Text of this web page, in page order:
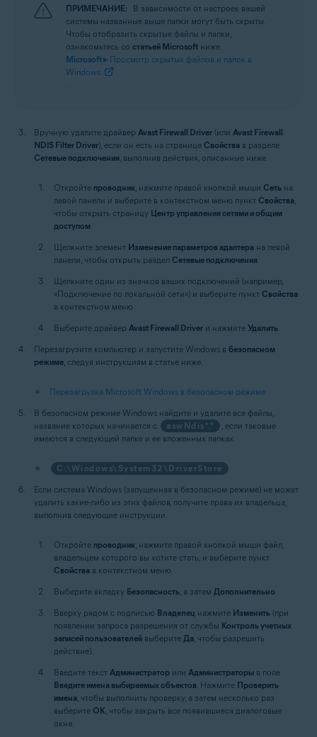
ПРИМЕЧАНИЕ:
В зависимости от настроек вашей
системы названные выше папки могут быть скрыты.
Чтобы отобразить скрытые файлы и папки,
ознакомьтесь со статьей Microsoft ниже.
Microsoft ▸ Просмотр скрытых файлов и папок в
Windows
.
Вручную удалите драйвер Avast Firewall Driver (или Avast Firewall
NDIS Filter Driver), если он есть на странице Свойства в разделе
Сетевые подключения, выполнив действия, описанные ниже.
Откройте проводник, нажмите правой кнопкой мыши Сеть на
левой панели и выберите в контекстном меню пункт Свойства,
чтобы открыть страницу Центр управления сетями и общим
доступом.
Щелкните элемент Изменение параметров адаптера на левой
панели, чтобы открыть раздел Сетевые подключения.
Щелкните один из значков ваших подключений (например,
«Подключение по локальной сети») и выберите пункт Свойства
в контекстном меню.
Выберите драйвер Avast Firewall Driver и нажмите Удалить.
Перезагрузите компьютер и запустите Windows в безопасном
режиме, следуя инструкциям в статье ниже.
Перезагрузка Microsoft Windows в безопасном режиме
В безопасном режиме Windows найдите и удалите все файлы,
название которых начинается с
aswNdis*.*
, если таковые
имеются в следующей папке и ее вложенных папках.
C:\Windows\System32\DriverStore
Если система Windows (запущенная в безопасном режиме) не может
удалить какие-либо из этих файлов, получите права их владельца,
выполнив следующие инструкции.
Откройте проводник, нажмите правой кнопкой мыши файл,
владельцем которого вы хотите стать, и выберите пункт
Свойства в контекстном меню.
Выберите вкладку Безопасность, а затем Дополнительно.
Вверху рядом с подписью Владелец нажмите Изменить (при
появлении запроса разрешения от службы Контроль учетных
записей пользователей выберите Да, чтобы разрешить
действие).
Введите текст Администратор или Администраторы в поле
Введите имена выбираемых объектов. Нажмите Проверить
имена, чтобы выполнить проверку, а затем несколько раз
выберите OK, чтобы закрыть все появившиеся диалоговые
окна.